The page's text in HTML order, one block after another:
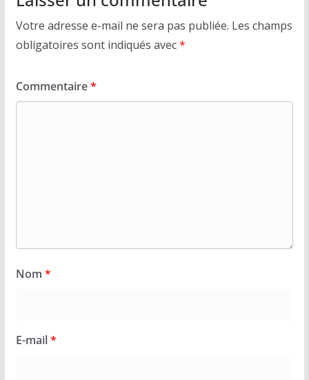
Votre adresse e-mail ne sera pas publiée. Les champs
obligatoires sont indiqués avec*
Commentaire*
Nom *
E-mail*